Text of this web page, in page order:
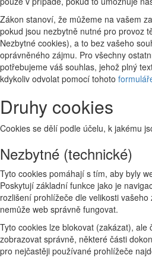
Zákon stanoví, že můžeme na vašem
pokud jsou nezbytně nutné pro provoz
Nezbytné cookies), a to bez vašeho
oprávněného zájmu. Pro všechny
potřebujeme váš souhlas, jehož plný
kdykoliv odvolat pomocí tohoto
Druhy cookies
Cookies se dělí podle účelu, k jakému
Nezbytné (technické)
Tyto cookies pomáhají s tím, aby byly
Poskytují základní funkce jako je
rozlišení prohlížeče dle velikosti
nemůže web správně fungovat.
Tyto cookies lze blokovat (zakázat),
zobrazovat správně, některé části
pro nejčastěji používané prohlížeče